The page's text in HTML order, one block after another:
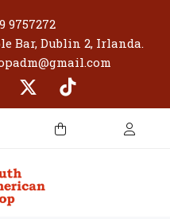
9757272
Bar, Dublin 2, Irlanda.